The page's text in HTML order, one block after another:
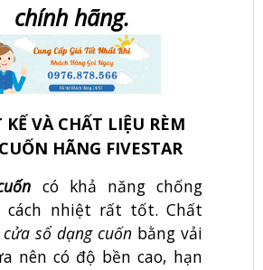
chính hãng.
KẾ VÀ CHẤT LIỆU RÈM
HÃNG FIVESTAR
có khả năng chống
cách nhiệt rất tốt. Chất
sổ dạng cuốnbằng vải
nên có độ bền cao, hạn